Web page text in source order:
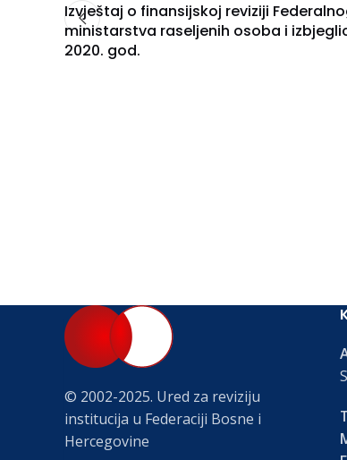
Izvještaj o finansijskoj reviziji
ministarstva raseljenih osoba i
2020. god.
© 2002-2025. Ured za reviziju
institucija u Federaciji Bosne i
Hercegovine